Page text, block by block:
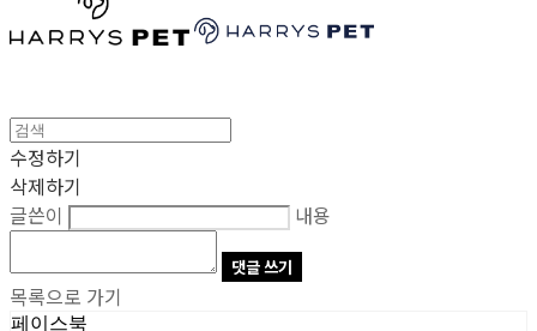
수정하기
삭제하기
글쓴이
내용
댓글 쓰기
목록으로 가기
페이스북